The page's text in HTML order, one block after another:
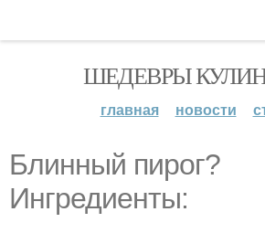
ШЕДЕВРЫ
главная новости
Блинный пирог?
Ингредиенты: